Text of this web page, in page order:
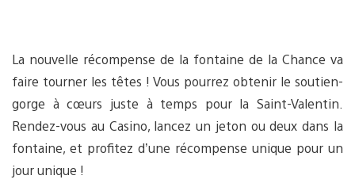
La nouvelle récompense de la fontaine de la Chance va
faire tourner les têtes ! Vous pourrez obtenir le soutien-
gorge à cœurs juste à temps pour la Saint-Valentin.
Rendez-vous au Casino, lancez un jeton ou deux dans la
fontaine, et profitez d’une récompense unique pour un
jour unique !